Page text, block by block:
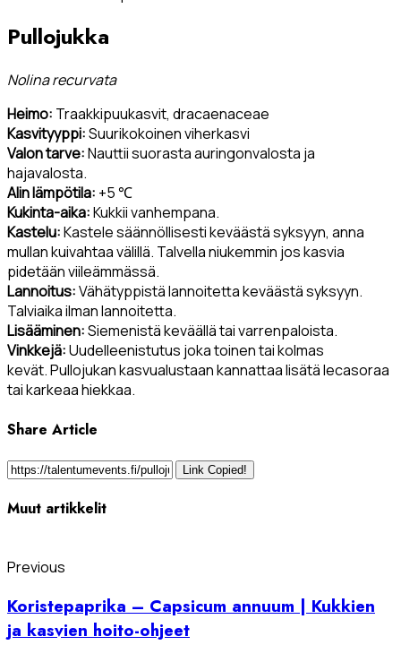
Pullojukka
Nolina recurvata
Heimo: Traakkipuukasvit, dracaenaceae
Kasvityyppi:Suurikokoinen viherkasvi
Valon tarve:Nauttii suorasta auringonvalosta ja
hajavalosta.
Alin lämpötila: +5 ℃
Kukinta-aika:Kukkii vanhempana.
Kastelu:Kastele säännöllisesti keväästä syksyyn, anna
mullan kuivahtaa välillä. Talvella niukemmin jos kasvia
pidetään viileämmässä.
Lannoitus:Vähätyppistä lannoitetta keväästä syksyyn.
Talviaika ilman lannoitetta.
Lisääminen:Siemenistä keväällä tai varrenpaloista.
Vinkkejä:Uudelleenistutus joka toinen tai kolmas
kevät. Pullojukan kasvualustaan kannattaa lisätä lecasoraa
tai karkeaa hiekkaa.
Share Article
Link Copied!
Muut artikkelit
Previous
Koristepaprika – Capsicum annuum | Kukkien
ja kasvien hoito-ohjeet